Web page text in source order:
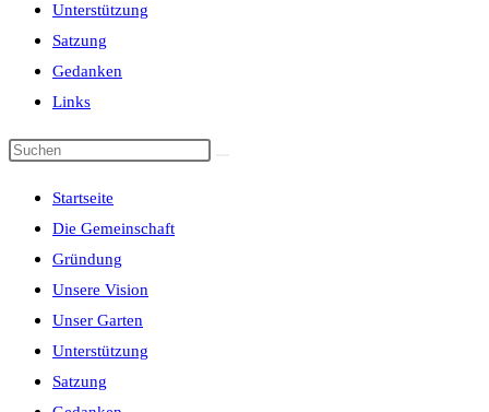
Unterstützung
Satzung
Gedanken
Links
Startseite
Die Gemeinschaft
Gründung
Unsere Vision
Unser Garten
Unterstützung
Satzung